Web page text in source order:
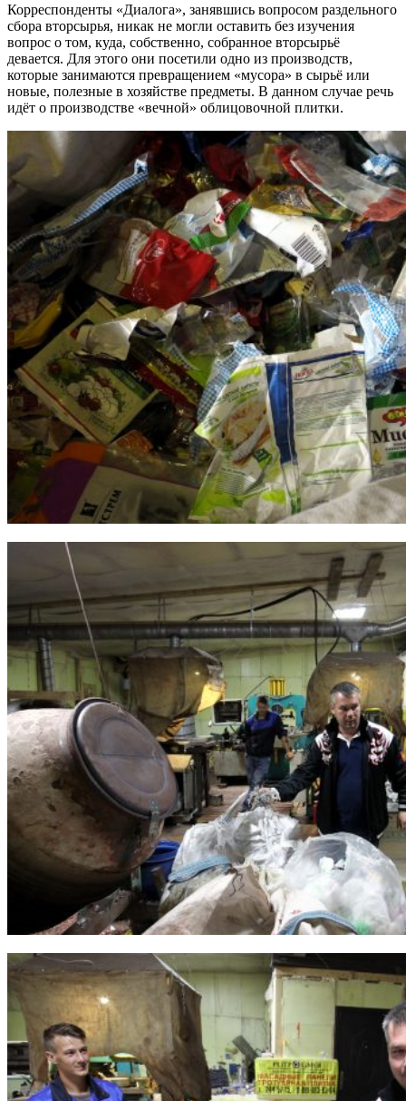
Корреспонденты «Диалога», занявшись вопросом раздельного
сбора вторсырья, никак не могли оставить без изучения
вопрос о том, куда, собственно, собранное вторсырьё
девается. Для этого они посетили одно из производств,
которые занимаются превращением «мусора» в сырьё или
новые, полезные в хозяйстве предметы. В данном случае речь
идёт о производстве «вечной» облицовочной плитки.